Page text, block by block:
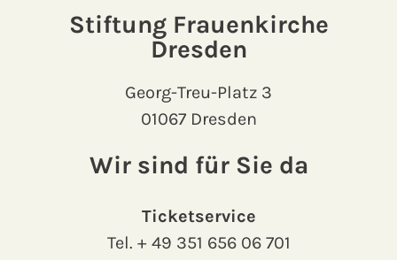
Stiftung Frauenkirche
Dresden
Georg-Treu-Platz 3
01067 Dresden
Wir sind für Sie da
Ticketservice
Tel. + 49 351 656 06 701